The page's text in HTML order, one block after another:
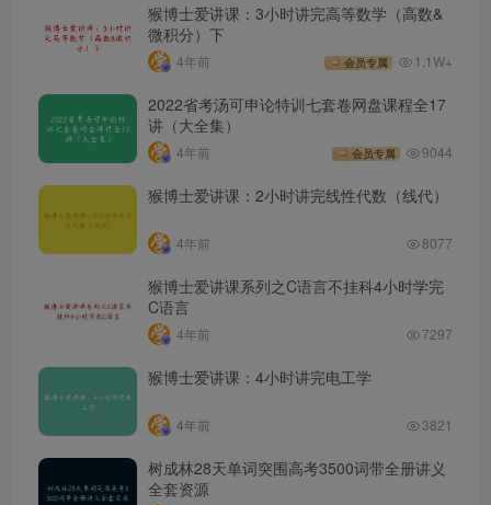
猴博士爱讲课：3小时讲完高等数学（高数&
微积分）下
4年前 会员专属 1.1W+
2022省考汤可申论特训七套卷网盘课程全17
讲（大全集）
4年前 会员专属 9044
猴博士爱讲课：2小时讲完线性代数（线代）
4年前 8077
猴博士爱讲课系列之C语言不挂科4小时学完
C语言
4年前 7297
猴博士爱讲课：4小时讲完电工学
4年前 3821
树成林28天单词突围高考3500词带全册讲义
全套资源